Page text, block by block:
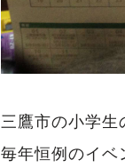
三鷹市の小学生
毎年恒例のイベ